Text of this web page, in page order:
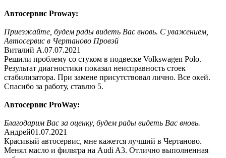
Автосервис Proway:
Приезжайте, будем рады видеть Вас вновь. С уважением,
Автосервис в Чертаново Провэй
Виталий А.07.07.2021
Решили проблему со стуком в подвеске Volkswagen Polo.
Результат диагностики показал неисправность стоек
стабилизатора. При замене присутствовал лично. Все окей.
Спасибо за работу, ставлю 5.
Автосервис ProWay:
Благодарим Вас за оценку, будем рады видеть Вас вновь.
Андрей01.07.2021
Красивый автосервис, мне кажется лучший в Чертаново.
Менял масло и фильтра на Audi A3. Отлично выполненная